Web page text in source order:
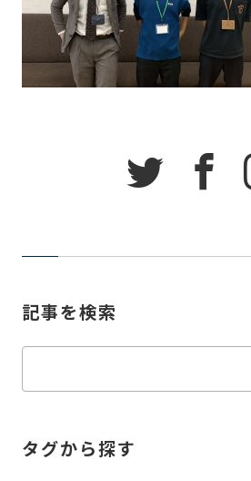
記事を検索
タグから探す